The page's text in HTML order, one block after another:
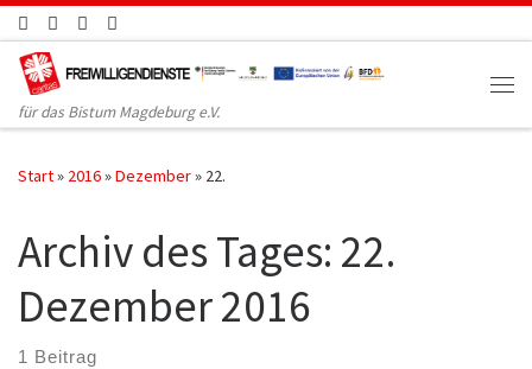
Zum Inhalt springen
für das Bistum Magdeburg e.V.
Start» 2016»Dezember» 22.
Archiv des Tages: 22.
Dezember 2016
1 Beitrag